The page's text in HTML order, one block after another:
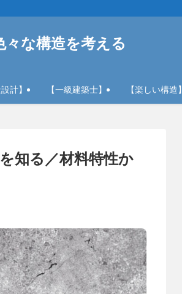
々な構造を考える
計】 【一級建築士】 【楽しい構造】
知る／材料特性か